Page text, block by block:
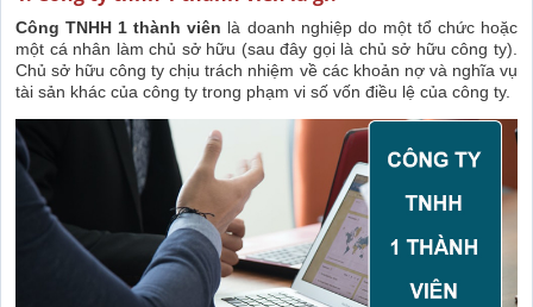
Công TNHH 1 thành viên là doanh nghiệp do một tổ chức hoặc
một cá nhân làm chủ sở hữu (sau đây gọi là chủ sở hữu công ty).
Chủ sở hữu công ty chịu trách nhiệm về các khoản nợ và nghĩa vụ
tài sản khác của công ty trong phạm vi số vốn điều lệ của công ty.